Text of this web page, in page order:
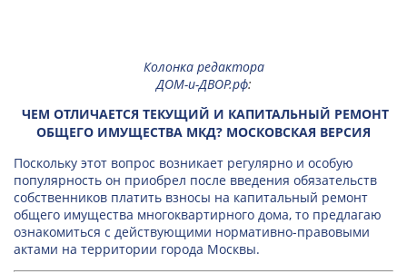
Колонка редактора
ДОМ-и-ДВОР.рф:
ЧЕМ ОТЛИЧАЕТСЯ ТЕКУЩИЙ И КАПИТАЛЬНЫЙ РЕМОНТ
ОБЩЕГО ИМУЩЕСТВА МКД? МОСКОВСКАЯ ВЕРСИЯ
Поскольку этот вопрос возникает регулярно и особую
популярность он приобрел после введения обязательств
собственников платить взносы на капитальный ремонт
общего имущества многоквартирного дома, то предлагаю
ознакомиться с действующими нормативно-правовыми
актами на территории города Москвы.